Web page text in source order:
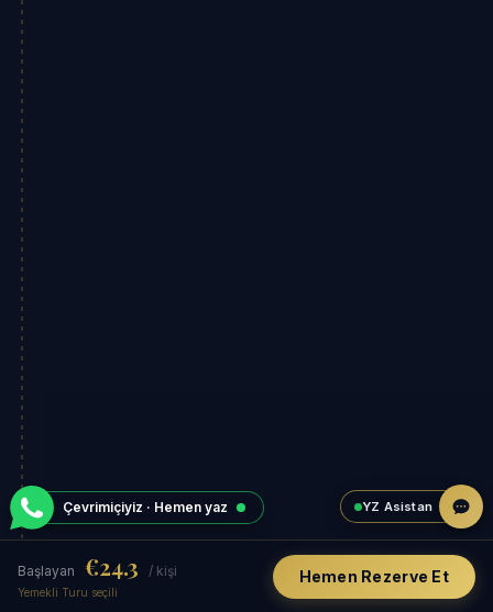
Başlayan €24.3 / kişi
Yemekli Turu seçili
Hemen Rezerve Et
Çevrimiçiyiz · Hemen yaz YZ Asistan